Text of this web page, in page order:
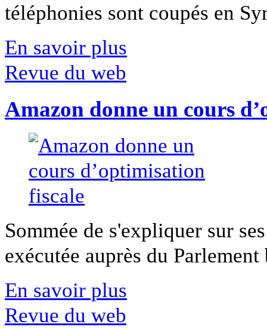
téléphonies sont coupés en
En savoir plus
Revue du web
Amazon donne un cours
Sommée de s'expliquer sur
exécutée auprès du
En savoir plus
Revue du web